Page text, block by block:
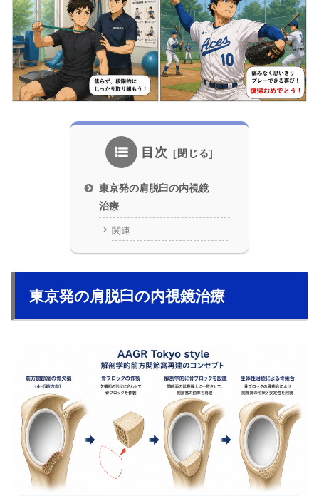
目次
東京発の肩脱臼の内視鏡
治療
関連
東京発の肩脱臼の内視鏡治療